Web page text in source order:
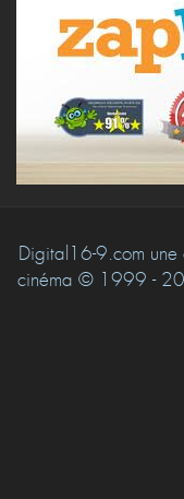
Digital16-9.com une
cinéma © 1999 -